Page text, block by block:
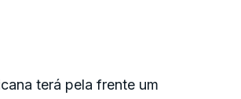
terá pela frente um